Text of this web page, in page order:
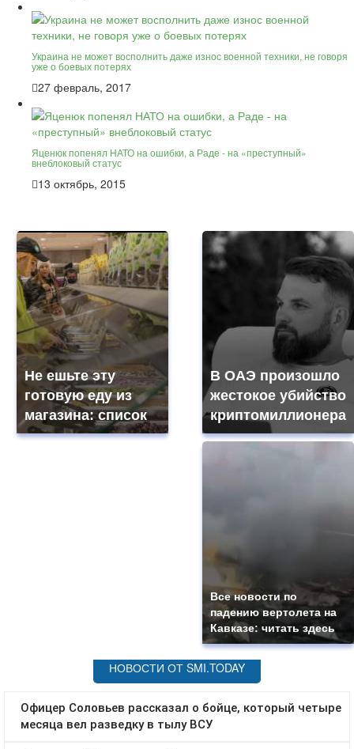
Украина не может восполнить даже износ военной техники, не говоря
уже о боевых потерях
27 февраль, 2017
Яценюк попенял НАТО на ошибки, а Раде - на «преступный»
внеблоковый статус
13 октябрь, 2015
Не ешьте эту
готовую еду из
магазина: список
В ОАЭ произошло
жестокое убийство
криптомиллионера
Все новости по
падению вертолета на
Кавказе: читать здесь